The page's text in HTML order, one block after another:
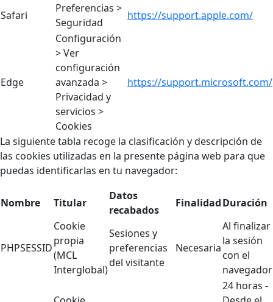
Safari
Preferencias >
Seguridad
https://support.apple.com/
Edge
Configuración
> Ver
configuración
avanzada >
Privacidad y
servicios >
Cookies
https://support.microsoft.com/
La siguiente tabla recoge la clasificación y descripción de
las cookies utilizadas en la presente página web para que
puedas identificarlas en tu navegador:
Nombre Titular
Datos
recabados
FinalidadDuración
PHPSESSID
Cookie
propia
(MCL
Interglobal)
Sesiones y
preferencias
del visitante
Necesaria
Al finalizar
la sesión
con el
navegador
24 horas -